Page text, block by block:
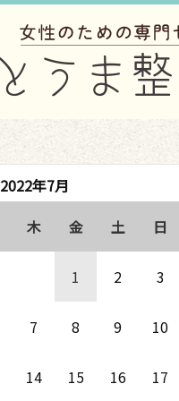
2022年7月
木 金 土 日
1 2 3
7 8 9 10
14 15 16 17